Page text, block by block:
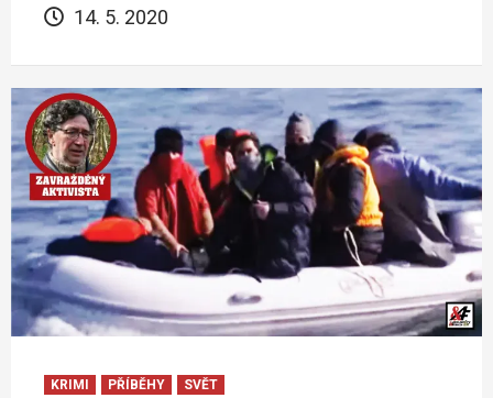
14. 5. 2020
KRIMI PŘÍBĚHY SVĚT